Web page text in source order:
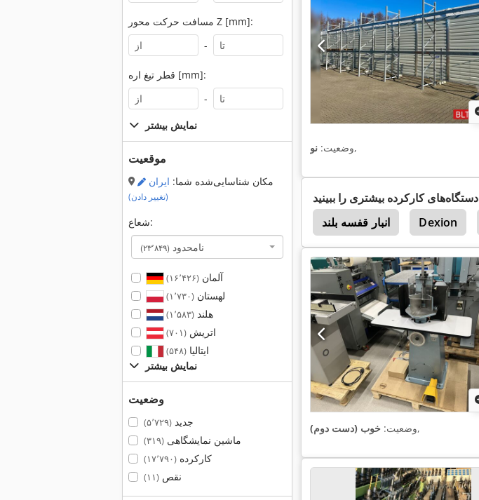
مسافت حرکت محور Z [mm]:
-
قطر تیغ اره [mm]:
-
نمایش بیشتر
موقعیت
مکان شناسایی‌شده شما: ایران
(تغییر دادن)
شعاع:
نامحدود (۲۳٬۸۴۹)
آلمان(۱۶٬۴۲۶)
لهستان(۱٬۷۳۰)
هلند(۱٬۵۸۳)
اتریش(۷۰۱)
ایتالیا(۵۴۸)
نمایش بیشتر
وضعیت
جدید(۵٬۷۲۹)
ماشین نمایشگاهی(۳۱۹)
کارکرده(۱۷٬۷۹۰)
نقص(۱۱)
وضعیت: نو ,
دستگاه‌های کارکرده بیشتری را ببینید
انبار قفسه بلند
Dexion
Sandvik Coromant
وضعیت: خوب (دست دوم) ,